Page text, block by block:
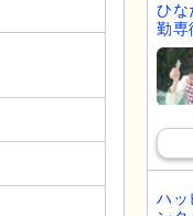
ひな
勤専
ハッ